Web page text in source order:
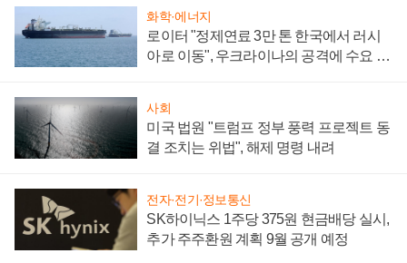
화학·에너지
로이터 "정제연료 3만 톤 한국에서 러시
아로 이동", 우크라이나의 공격에 수요 늘
사회
미국 법원 "트럼프 정부 풍력 프로젝트 동
결 조치는 위법", 해제 명령 내려
전자·전기·정보통신
SK하이닉스 1주당 375원 현금배당 실시,
추가 주주환원 계획 9월 공개 예정